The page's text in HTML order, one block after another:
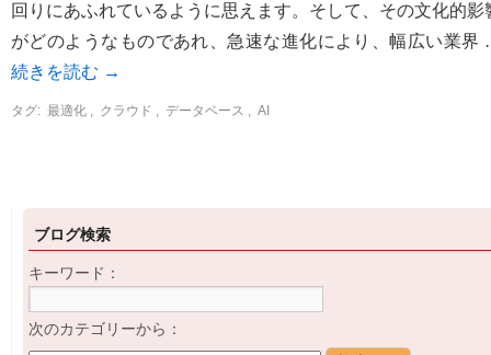
回りにあふれているように思えます。そして、その文化的影
がどのようなものであれ、急速な進化により、幅広い業界
続きを読む →
タグ: 最適化 , クラウド , データベース , AI
ブログ検索
キーワード：
次のカテゴリーから：